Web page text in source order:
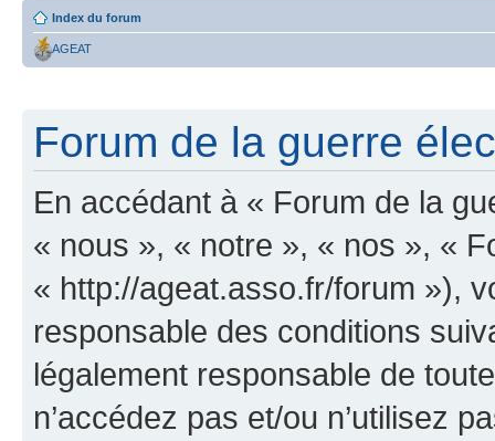
Index du forum
AGEAT
Forum de la guerre
En accédant à « Forum de la
« nous », « notre », « nos », «
« http://ageat.asso.fr/forum »),
responsable des conditions
légalement responsable de
n’accédez pas et/ou n’utilisez